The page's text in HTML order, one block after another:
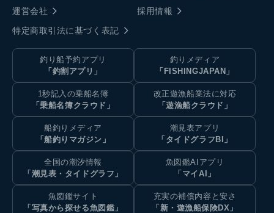
運営会社
採用情報
特定商取引法に基づく表記
釣り船予約アプリ
「釣割アプリ」
釣りメディア
「FISHINGJAPAN」
1秒記入の乗船名簿
「乗船名簿クラウド」
改正遊漁船業法に対応
「遊漁船クラウド」
船釣りメディア
「船釣りマガジン」
潮見表アプリ
「タイドグラフBI」
全国の潮汐情報
「潮見表・タイドグラフ」
魚図鑑AIアプリ
「マイAI」
魚図鑑サイト
「写真から探せる魚図鑑」
充実の補償内容と安さ
「新・遊漁船保険DX」